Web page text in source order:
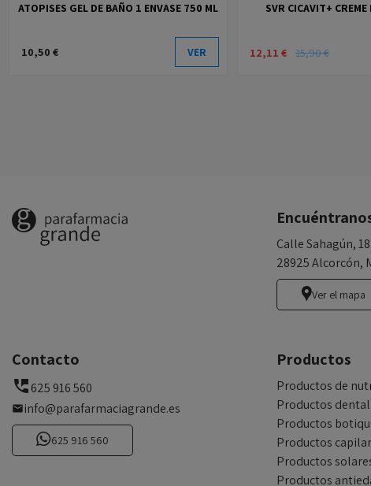
ATOPISES GEL DE BAÑO 1 ENVASE 750 ML
10,50 € VER
SVR CICAVIT+
12,11 € 15,90 €
Calle Sahagún, 18
28925 Alcorcón,
Ver el mapa
Contacto
625 916 560
info@parafarmaciagrande.es
625 916 560
Productos
Productos de
Productos
Productos
Productos
Productos
Productos